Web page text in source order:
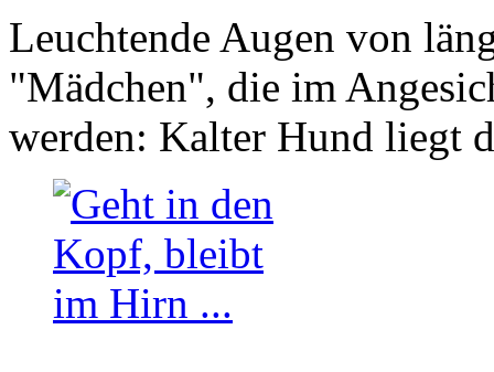
Leuchtende Augen von
"Mädchen", die im
werden: Kalter Hund liegt